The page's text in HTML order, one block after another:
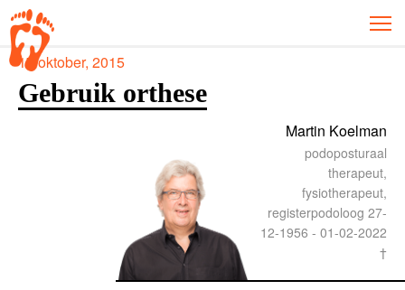
17 oktober, 2015
Gebruik orthese
Martin Koelman
podoposturaal
therapeut,
fysiotherapeut,
registerpodoloog 27-
12-1956 - 01-02-2022
†